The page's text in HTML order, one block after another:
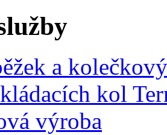
a
kol
výroba